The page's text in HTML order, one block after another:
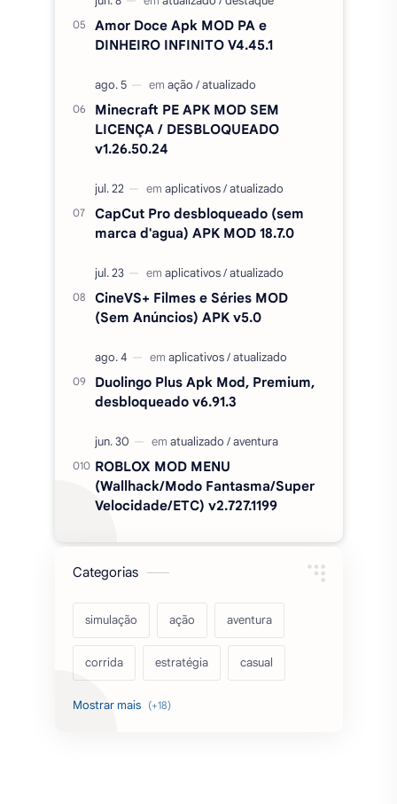
Amor Doce Apk MOD PA e
DINHEIRO INFINITO V4.45.1
Minecraft PE APK MOD SEM
LICENÇA / DESBLOQUEADO
v1.26.50.24
CapCut Pro desbloqueado (sem
marca d'agua) APK MOD 18.7.0
CineVS+ Filmes e Séries MOD
(Sem Anúncios) APK v5.0
Duolingo Plus Apk Mod, Premium,
desbloqueado v6.91.3
ROBLOX MOD MENU
(Wallhack/Modo Fantasma/Super
Velocidade/ETC) v2.727.1199
Categorias
simulação ação aventura
corrida estratégia casual
acarde esportes